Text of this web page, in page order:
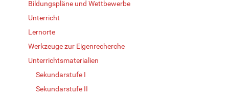
Bildungspläne und Wettbewerbe
Unterricht
Lernorte
Werkzeuge zur Eigenrecherche
Unterrichtsmaterialien
Sekundarstufe I
Sekundarstufe II